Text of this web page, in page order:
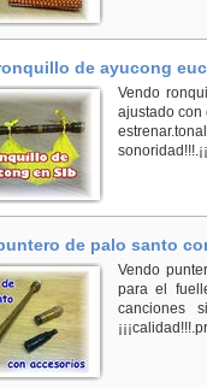
de ayucong
Vendo
ajustado con
de palo santo
Vendo
para el
canciones